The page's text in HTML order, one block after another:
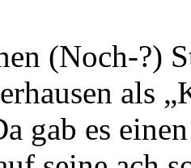
(Noch-?)
als
gab es